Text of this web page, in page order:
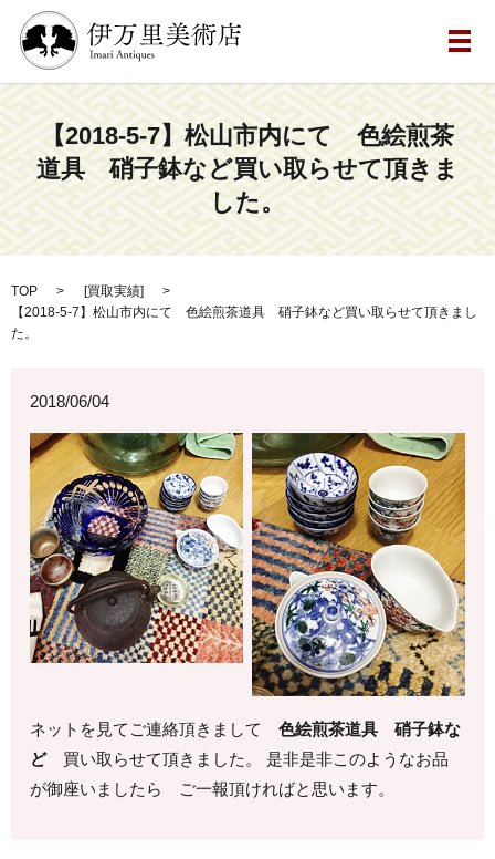
メ
【2018-5-7】松山市内にて 色絵煎茶
道具 硝子鉢など買い取らせて頂きま
した。
TOP [買取実績]
【2018-5-7】松山市内にて 色絵煎茶道具 硝子鉢など買い取らせて頂きまし
た。
2018/06/04
ネットを見てご連絡頂きまして色絵煎茶道具 硝子鉢な
ど買い取らせて頂きました。 是非是非このようなお品
が御座いましたら ご一報頂ければと思います。